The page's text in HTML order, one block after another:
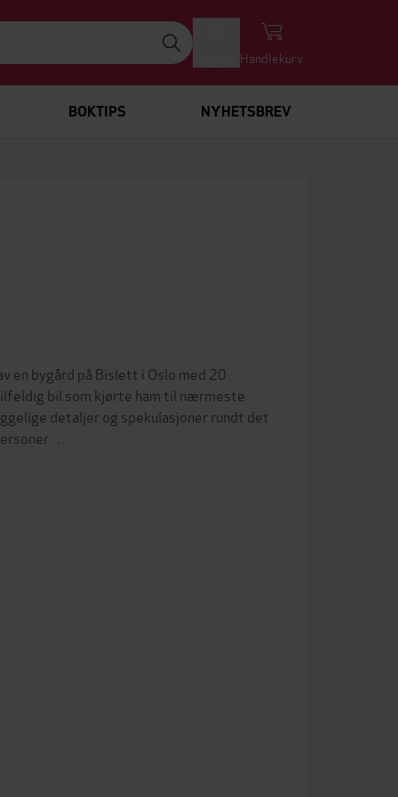
Handlekurv
BOKTIPS NYHETSBREV
en bygård på Bislett i Oslo med 20
bil som kjørte ham til nærmeste
detaljer og spekulasjoner rundt det
…